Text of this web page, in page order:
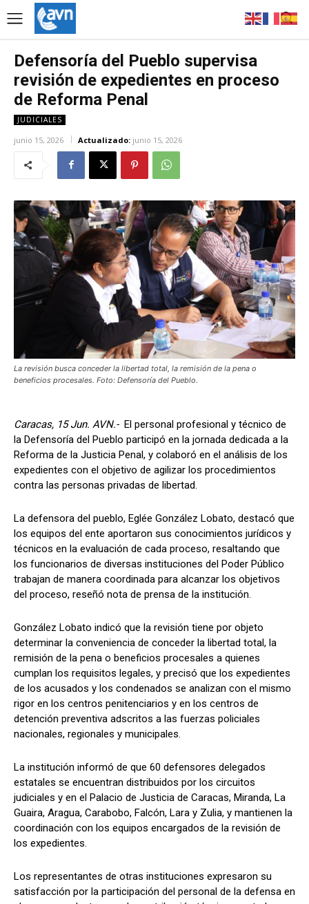
Defensoría del Pueblo supervisa
revisión de expedientes en proceso
de Reforma Penal
JUDICIALES
junio 15, 2026 Actualizado: junio 15, 2026
La revisión busca conceder la libertad total, la remisión de la pena o
beneficios procesales. Foto: Defensoría del Pueblo.
Caracas, 15 Jun. AVN.- El personal profesional y técnico de
la Defensoría del Pueblo participó en la jornada dedicada a la
Reforma de la Justicia Penal, y colaboró en el análisis de los
expedientes con el objetivo de agilizar los procedimientos
contra las personas privadas de libertad.
La defensora del pueblo, Eglée González Lobato, destacó que
los equipos del ente aportaron sus conocimientos jurídicos y
técnicos en la evaluación de cada proceso, resaltando que
los funcionarios de diversas instituciones del Poder Público
trabajan de manera coordinada para alcanzar los objetivos
del proceso, reseñó nota de prensa de la institución.
González Lobato indicó que la revisión tiene por objeto
determinar la conveniencia de conceder la libertad total, la
remisión de la pena o beneficios procesales a quienes
cumplan los requisitos legales, y precisó que los expedientes
de los acusados y los condenados se analizan con el mismo
rigor en los centros penitenciarios y en los centros de
detención preventiva adscritos a las fuerzas policiales
nacionales, regionales y municipales.
La institución informó de que 60 defensores delegados
estatales se encuentran distribuidos por los circuitos
judiciales y en el Palacio de Justicia de Caracas, Miranda, La
Guaira, Aragua, Carabobo, Falcón, Lara y Zulia, y mantienen la
coordinación con los equipos encargados de la revisión de
los expedientes.
Los representantes de otras instituciones expresaron su
satisfacción por la participación del personal de la defensa en